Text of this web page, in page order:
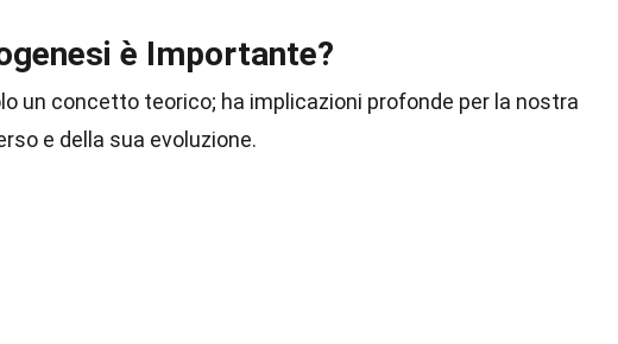
è Importante?
un concetto teorico; ha implicazioni profonde per la nostra
e della sua evoluzione.